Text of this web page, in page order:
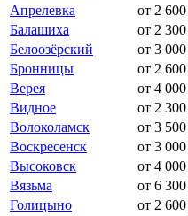
Апрелевка
от 2
Балашиха
от 2
Белоозёрский
от 3
Бронницы
от 2
Верея
от 4
Видное
от 2
Волоколамск
от 3
Воскресенск
от 3
Высоковск
от 4
Вязьма
от 6
Голицыно
от 2